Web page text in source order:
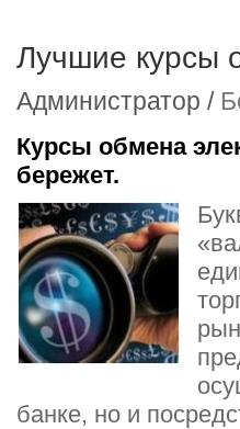
Лучшие курсы
Администратор /
Курсы обмена
бережет.
банке, но и